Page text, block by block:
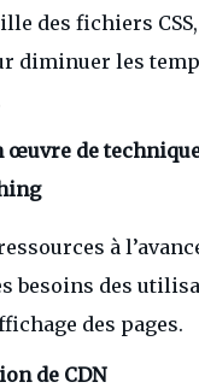
des fichiers
diminuer les
œuvre de
à
besoins des
des pages.
de CDN